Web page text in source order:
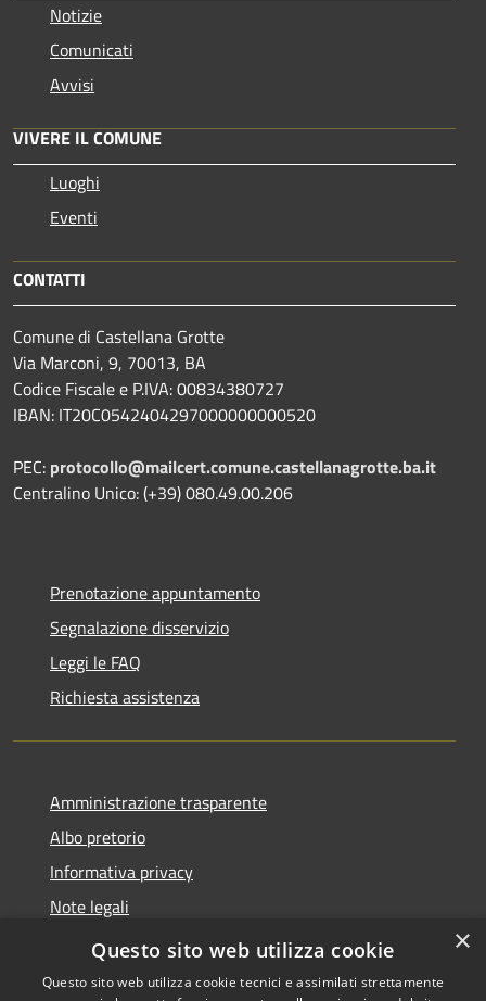
Notizie
Comunicati
Avvisi
VIVERE IL COMUNE
Luoghi
Eventi
CONTATTI
Comune di Castellana Grotte
Via Marconi, 9, 70013, BA
Codice Fiscale e P.IVA: 00834380727
IBAN: IT20C0542404297000000000520
PEC: protocollo@mailcert.comune.castellanagrotte.ba.it
Centralino Unico: (+39) 080.49.00.206
Prenotazione appuntamento
Segnalazione disservizio
Leggi le FAQ
Richiesta assistenza
Amministrazione trasparente
Albo pretorio
Informativa privacy
Note legali
Dichiarazione di accessibilità
×
Questo sito web utilizza cookie
Questo sito web utilizza cookie tecnici e assimilati strettamente